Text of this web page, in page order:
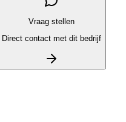
Vraag stellen
Direct contact met dit bedrijf